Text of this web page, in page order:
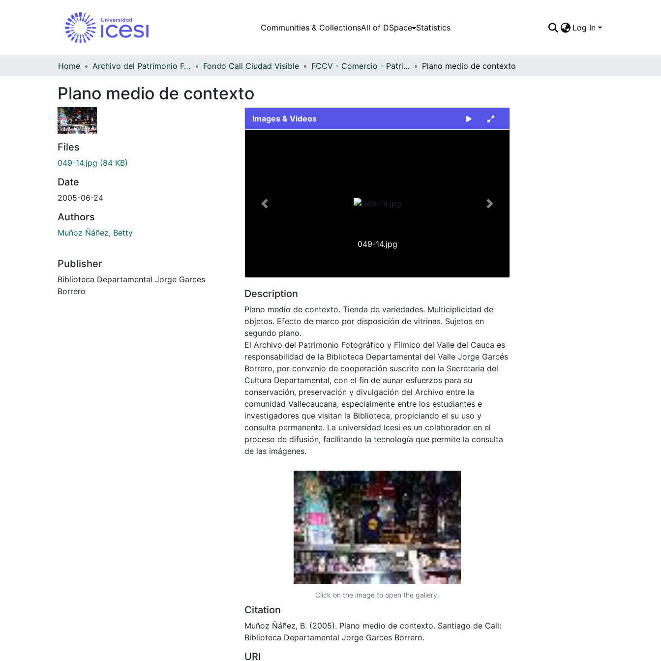
Communities & CollectionsAll of DSpace Statistics Log In
Home Archivo del Patrimonio Fotográfico y Fílmico del Valle del Cauca Fondo Cali Ciudad Visible FCCV - Comercio - Patrimonial Plano medio de contexto
Plano medio de contexto
Files
049-14.jpg (84 KB)
Date
2005-06-24
Authors
Muñoz Ñáñez, Betty
Publisher
Biblioteca Departamental Jorge Garces
Borrero
Images & Videos
049-14.jpg
Previous Next
Description
Plano medio de contexto. Tienda de variedades. Multiciplicidad de
objetos. Efecto de marco por disposición de vitrinas. Sujetos en
segundo plano.
El Archivo del Patrimonio Fotográfico y Fílmico del Valle del Cauca es
responsabilidad de la Biblioteca Departamental del Valle Jorge Garcés
Borrero, por convenio de cooperación suscrito con la Secretaria del
Cultura Departamental, con el fin de aunar esfuerzos para su
conservación, preservación y divulgación del Archivo entre la
comunidad Vallecaucana, especialmente entre los estudiantes e
investigadores que visitan la Biblioteca, propiciando el su uso y
consulta permanente. La universidad Icesi es un colaborador en el
proceso de difusión, facilitando la tecnología que permite la consulta
de las imágenes.
Click on the image to open the gallery.
Citation
Muñoz Ñáñez, B. (2005). Plano medio de contexto. Santiago de Cali:
Biblioteca Departamental Jorge Garces Borrero.
URI